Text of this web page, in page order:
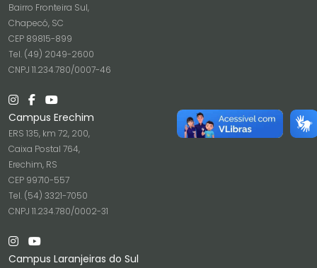
Bairro Fronteira Sul,
Chapecó, SC
CEP 89815-899
Tel. (49) 2049-2600
CNPJ 11.234.780/0007-46
Campus Erechim
ERS 135, km 72, 200,
Caixa Postal 764,
Erechim, RS
CEP 99710-557
Tel. (54) 3321-7050
CNPJ 11.234.780/0002-31
Campus Laranjeiras do Sul